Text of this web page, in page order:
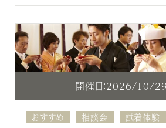
開催日：2026/10/29
おすすめ 相談会 試着体験